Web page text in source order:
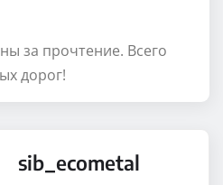
за прочтение. Всего
дорог!
sib_ecometal